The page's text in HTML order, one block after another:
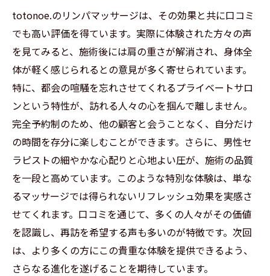
totonoe.のリンパマッサージは、その効果と共に口コミ
でも高い評価を得ています。実際に体験された方々の声
を見てみると、施術後には肩の重さが解消され、身体全
体が軽く感じられるとの意見が多く寄せられています。
特に、都会の喧騒を忘れさせてくれるプライベートサロ
ンという特性が、訪れる人々の心を掴んで離しません。
完全予約制のため、他の顧客と会うことなく、自分だけ
の時間を存分に楽しむことができます。さらに、男性セ
ラピストの細やかな心配りと心地よい圧が、施術の品質
を一段と高めています。このような特別な体験は、単な
るマッサージでは得られないリフレッシュ効果を実感さ
せてくれます。口コミを通じて、多くの人々がその価値
を認識し、再訪を希望する声も多いのが特徴です。次回
は、より多くの方にこの貴重な体験を提供できるよう、
さらなる進化を遂げることを期待しています。